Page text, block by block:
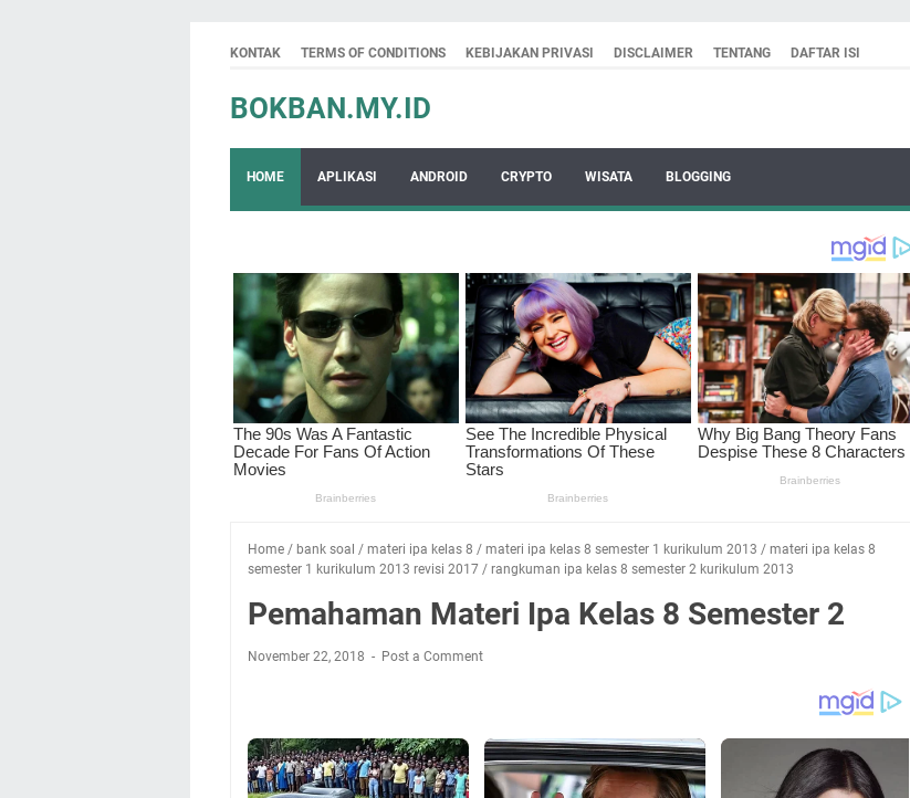
KONTAK TERMS OF CONDITIONS KEBIJAKAN PRIVASI DISCLAIMER TENTANG DAFTAR ISI
BOKBAN.MY.ID
HOME APLIKASI ANDROID CRYPTO WISATA BLOGGING
Home / bank soal / materi ipa kelas 8 / materi ipa kelas 8 semester 1 kurikulum 2013 / materi ipa kelas 8
semester 1 kurikulum 2013 revisi 2017 / rangkuman ipa kelas 8 semester 2 kurikulum 2013
Pemahaman Materi Ipa Kelas 8 Semester 2
November 22, 2018 Post a Comment